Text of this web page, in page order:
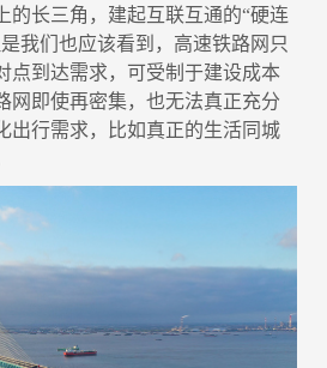
的长三角，建起互联互通的“硬连
我们也应该看到，高速铁路网只
点到达需求，可受制于建设成本
网即使再密集，也无法真正充分
出行需求，比如真正的生活同城